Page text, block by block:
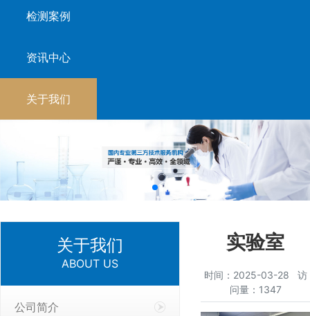
检测案例
资讯中心
关于我们
关于我们
ABOUT US
公司简介
实验室
时间：2025-03-28 访
问量：1347